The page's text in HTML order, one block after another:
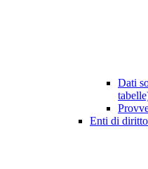
Dati
Enti di